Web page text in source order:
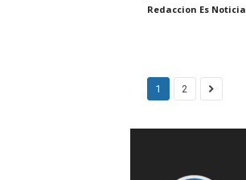
Redaccion Es Noticia
1 2